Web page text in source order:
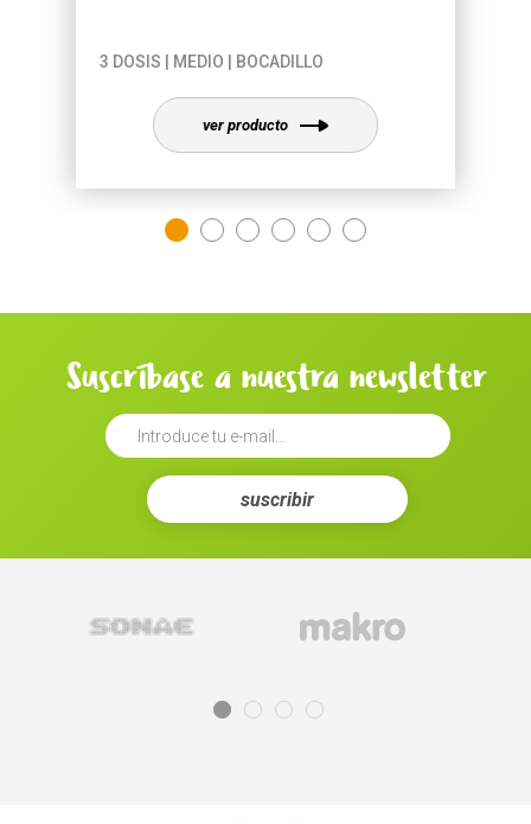
3 DOSIS | MEDIO | BOCADILLO
ver producto
Suscríbase a nuestra newsletter
suscribir